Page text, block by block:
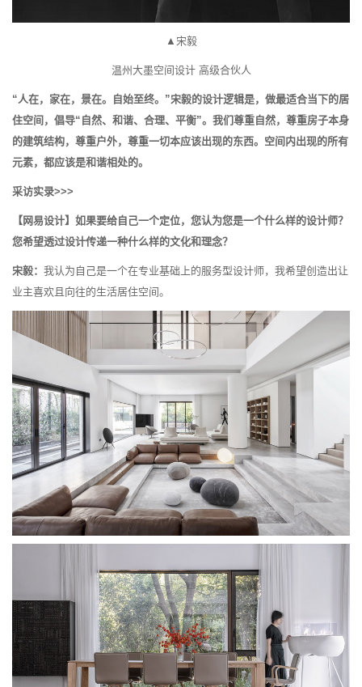
▲宋毅
温州大墨空间设计 高级合伙人
“人在，家在，景在。自始至终。”宋毅的设计逻辑是，做最适合当下的居
住空间，倡导“自然、和谐、合理、平衡”。我们尊重自然，尊重房子本身
的建筑结构，尊重户外，尊重一切本应该出现的东西。空间内出现的所有
元素，都应该是和谐相处的。
采访实录>>>
【网易设计】如果要给自己一个定位，您认为您是一个什么样的设计师？
您希望透过设计传递一种什么样的文化和理念？
宋毅： 我认为自己是一个在专业基础上的服务型设计师，我希望创造出让
业主喜欢且向往的生活居住空间。